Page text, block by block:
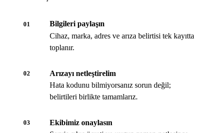
01
Bilgileri paylaşın
Cihaz, marka, adres ve arıza belirtisi tek kayıtta
toplanır.
02
Arızayı netleştirelim
Hata kodunu bilmiyorsanız sorun değil;
belirtileri birlikte tamamlarız.
03
Ekibimiz onaylasın